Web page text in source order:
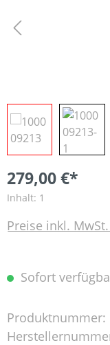
279,00 €*
Inhalt: 1
Preise inkl.
Sofort
Produktnummer: